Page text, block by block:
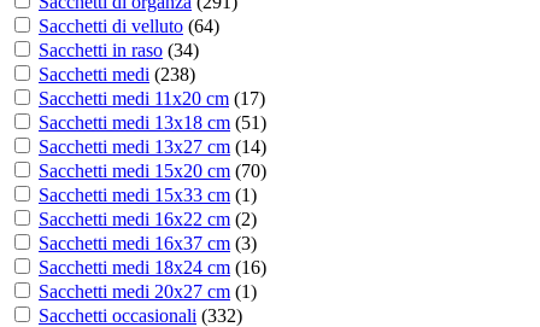
Sacchetti di velluto (64)
Sacchetti in raso (34)
Sacchetti medi (238)
Sacchetti medi 11x20 cm (17)
Sacchetti medi 13x18 cm (51)
Sacchetti medi 13x27 cm (14)
Sacchetti medi 15x20 cm (70)
Sacchetti medi 15x33 cm (1)
Sacchetti medi 16x22 cm (2)
Sacchetti medi 16x37 cm (3)
Sacchetti medi 18x24 cm (16)
Sacchetti medi 20x27 cm (1)
Sacchetti occasionali (332)